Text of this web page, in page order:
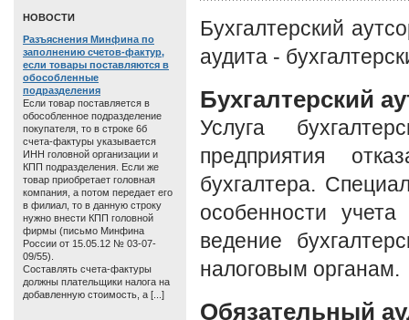
Бухгалтерский
аудита -
Бухгалтерский
Услуга
предприятия
бухгалтера.
особенности
ведение
налоговым органам.
Обязательный
HОВОСТИ
Разъяснения Минфина по
заполнению счетов-фактур,
если товары поставляются в
обособленные
подразделения
Если товар поставляется в
обособленное подразделение
покупателя, то в строке 6б
счета-фактуры указывается
ИНН головной организации и
КПП подразделения. Если же
товар приобретает головная
компания, а потом передает его
в филиал, то в данную строку
нужно внести КПП головной
фирмы (письмо Минфина
России от 15.05.12 № 03-07-
09/55).
Составлять счета-фактуры
должны плательщики налога на
добавленную стоимость, а [...]